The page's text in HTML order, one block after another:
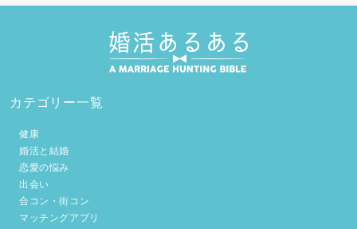
カテゴリー一覧
健康
婚活と結婚
恋愛の悩み
出会い
合コン・街コン
マッチングアプリ